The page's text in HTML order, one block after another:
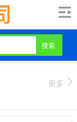
搜索
更多